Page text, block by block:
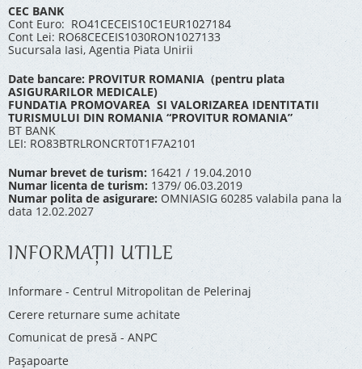
CEC BANK
Cont Euro: RO41CECEIS10C1EUR1027184
Cont Lei: RO68CECEIS1030RON1027133
Sucursala Iasi, Agentia Piata Unirii
Date bancare: PROVITUR ROMANIA (pentru plata
ASIGURARILOR MEDICALE)
FUNDATIA PROMOVAREA SI VALORIZAREA IDENTITATII
TURISMULUI DIN ROMANIA “PROVITUR ROMANIA”
BT BANK
LEI: RO83BTRLRONCRT0T1F7A2101
Numar brevet de turism: 16421 / 19.04.2010
Numar licenta de turism: 1379/ 06.03.2019
Numar polita de asigurare: OMNIASIG 60285 valabila pana la
data 12.02.2027
INFORMAŢII UTILE
Informare - Centrul Mitropolitan de Pelerinaj
Cerere returnare sume achitate
Comunicat de presă - ANPC
Pașapoarte